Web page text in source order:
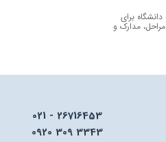
برای
مدارک و
021 - 26716453
0920 309 3343